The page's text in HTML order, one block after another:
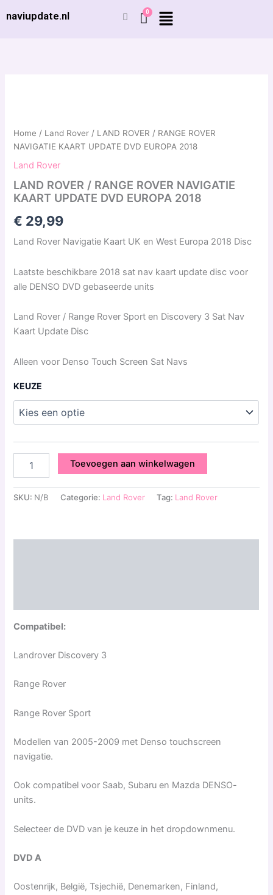
naar
naviupdate.nl
Home / Land Rover / LAND ROVER / RANGE ROVER
NAVIGATIE KAART UPDATE DVD EUROPA 2018
Land Rover
LAND ROVER / RANGE ROVER NAVIGATIE
KAART UPDATE DVD EUROPA 2018
€ 29,99
Land Rover Navigatie Kaart UK en West Europa 2018 Disc
Laatste beschikbare 2018 sat nav kaart update disc voor
alle DENSO DVD gebaseerde units
Land Rover / Range Rover Sport en Discovery 3 Sat Nav
Kaart Update Disc
Alleen voor Denso Touch Screen Sat Navs
KEUZE
ROVER
NAVIGATIE
UPDATE
DVD
EUROPA
aantal
Toevoegen aan winkelwagen
SKU: N/B Categorie: Land Rover Tag: Land Rover
Compatibel:
Landrover Discovery 3
Range Rover
Range Rover Sport
Modellen van 2005-2009 met Denso touchscreen
navigatie.
Ook compatibel voor Saab, Subaru en Mazda DENSO-
units.
Selecteer de DVD van je keuze in het dropdownmenu.
DVD A
Oostenrijk, België, Tsjechië, Denemarken, Finland,